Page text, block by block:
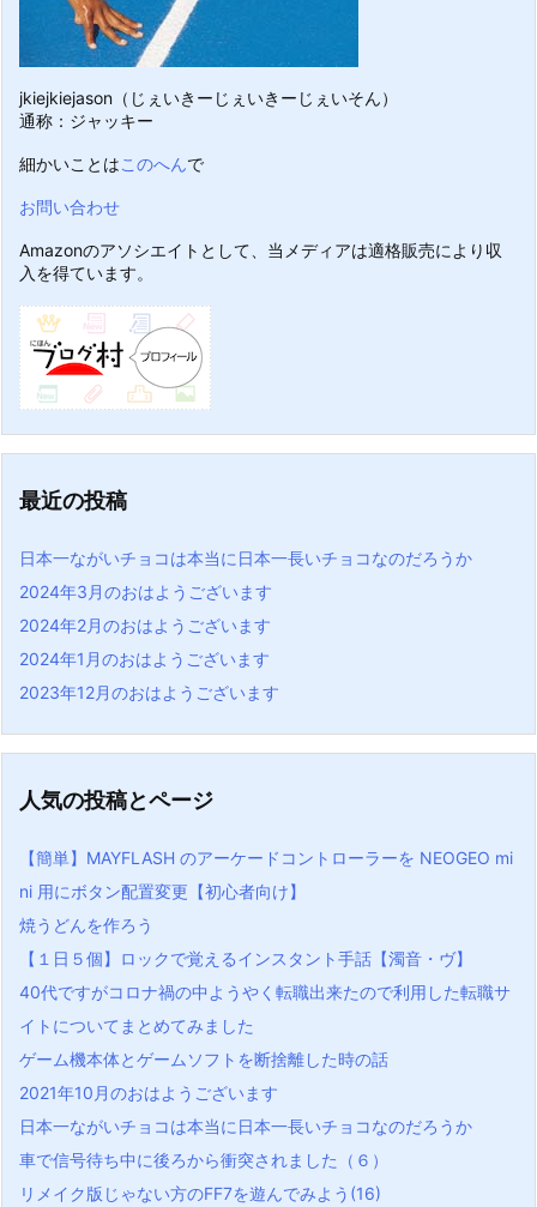
jkiejkiejason（じぇいきーじぇいきーじぇいそん）
通称：ジャッキー
細かいことはこのへんで
お問い合わせ
Amazonのアソシエイトとして、当メディアは適格販売により収
入を得ています。
最近の投稿
日本一ながいチョコは本当に日本一長いチョコなのだろうか
2024年3月のおはようございます
2024年2月のおはようございます
2024年1月のおはようございます
2023年12月のおはようございます
人気の投稿とページ
【簡単】MAYFLASH のアーケードコントローラーを NEOGEO mi
ni 用にボタン配置変更【初心者向け】
焼うどんを作ろう
【１日５個】ロックで覚えるインスタント手話【濁音・ヴ】
40代ですがコロナ禍の中ようやく転職出来たので利用した転職サ
イトについてまとめてみました
ゲーム機本体とゲームソフトを断捨離した時の話
2021年10月のおはようございます
日本一ながいチョコは本当に日本一長いチョコなのだろうか
車で信号待ち中に後ろから衝突されました（６）
リメイク版じゃない方のFF7を遊んでみよう(16)